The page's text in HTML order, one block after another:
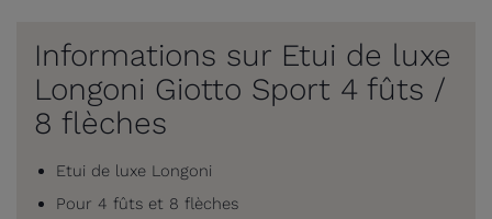
Informations sur Etui de luxe
Longoni Giotto Sport 4 fûts /
8 flèches
Etui de luxe Longoni
Pour 4 fûts et 8 flèches